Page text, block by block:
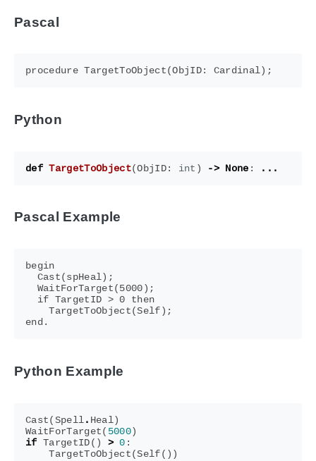
Pascal
Python
def TargetToObject(ObjID: int ) -> None : ...
Pascal Example
begin
  Cast(spHeal);
  WaitForTarget(5000);
  if TargetID > 0 then
    TargetToObject(Self);
Python Example
Cast(Spell. Heal)
WaitForTarget( 5000)
if TargetID() > 0 :
TargetToObject(Self())